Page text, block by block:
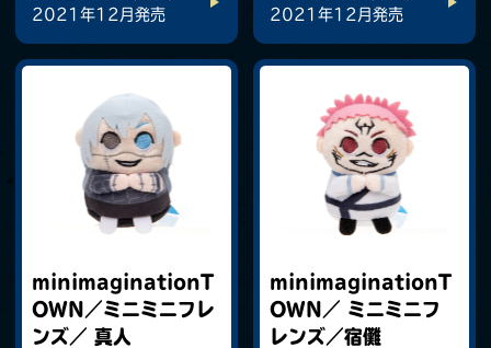
2021年12月発売
2021年12月発売
minimaginationT
OWN／ミニミニフレ
ンズ／ 真人
minimaginationT
OWN／ ミニミニフ
レンズ／宿儺